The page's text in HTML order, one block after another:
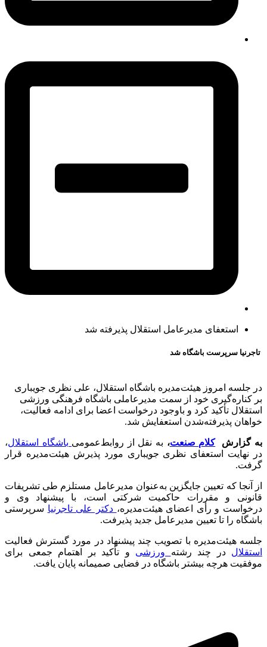
استعفای مدیرعامل استقلال پذیرفته شد
تاجرنیا سرپرست باشگاه شد
در جلسه امروز هیئت‌مدیره باشگاه استقلال، علی نظری جویباری
بر کناره‌گیری خود از سمت مدیرعاملی باشگاه فرهنگی ورزشی
استقلال تأکید کرد و باوجود درخواست اعضا برای ادامه فعالیت،
خواهان پذیرفته‌شدن استعفایش شد.
به گزارشکلام صنعت، به نقل از روابط‌عمومی باشگاه استقلال،
در نهایت استعفای نظری جویباری مورد پذیرش هیئت‌مدیره قرار
گرفت.
از آنجا که تعیین جایگزین به‌عنوان مدیرعامل مستلزم طی تشریفات
قانونی و مقررات حاکمیت شرکتی است، با پیشنهاد وی و
درخواست و رأی اعضای هیئت‌مدیره، دکتر علی تاجرنیا سرپرستی
باشگاه را تا تعیین مدیرعامل جدید پذیرفت.
جلسه هیئت‌مدیره با تصویب چند پیشنهاد در مورد گسترش فعالیت
استقلال در چند رشته ورزشی و تأکید بر اهتمام جمعی برای
موفقیت هرچه بیشتر باشگاه در فضایی صمیمانه پایان یافت.